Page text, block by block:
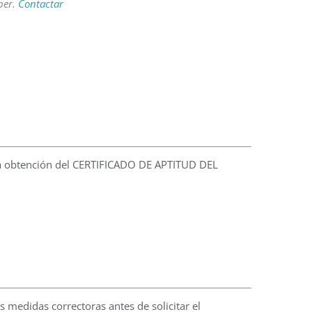
Contactar
del CERTIFICADO DE APTITUD DEL
medidas correctoras antes de solicitar el